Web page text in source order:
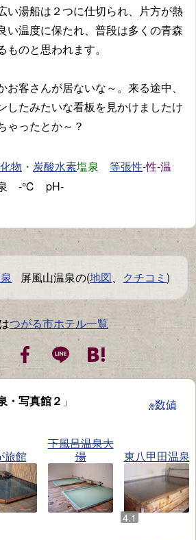
い湯船は２つに仕切られ、片方が熱
い温度に保たれ、普段は多くの青森
のと思われます。
客さんが居ないな～。来る途中、
したみたいな看板を見かけましたけ
ゃったとか～？
物 ・ 炭酸水素塩泉 等張性-性-温
泉 -℃ pH-
屏風山温泉の(地図、 クチコミ)
つがる市ホテル一覧
・写真館２ 」 ※数値
旅館
下風呂温泉大
湯
東八甲田温泉